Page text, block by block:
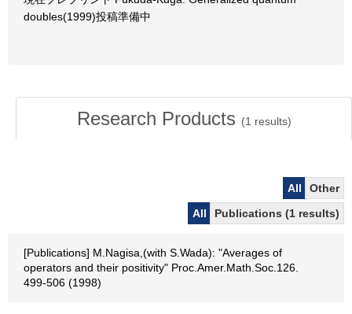
doubles(1999)投稿準備中
Research Products (1 results)
All
Other
All
Publications (1 results)
[Publications] M.Nagisa,(with S.Wada): "Averages of
operators and their positivity" Proc.Amer.Math.Soc.126.
499-506 (1998)